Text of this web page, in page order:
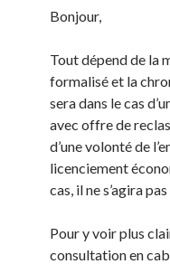
Bonjour,
Tout dépend de la
formalisé et la
sera dans le cas
avec offre de
d’une volonté de
licenciement
cas, il ne s’agira
Pour y voir plus
consultation en